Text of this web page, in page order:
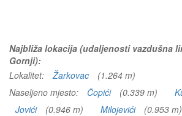
Najbliža lokacija (udaljenosti vazdušna
Gornji):
Lokalitet:
Žarkovac
(1.264 m)
Naseljeno mjesto:
Čopići (0.339 m)
Jovići
(0.946 m) Milojevići (0.953